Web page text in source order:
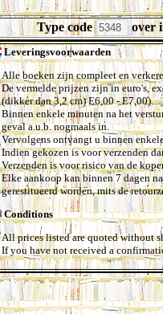
Type code over
Leveringsvoorwaarden
Alle boeken zijn compleet en
De vermelde prijzen zijn in euro's,
(dikker dan 3,2 cm) E6,00 - E7,00).
Binnen enkele minuten na het
geval a.u.b. nogmaals in.
Vervolgens ontvangt u binnen
Indien gekozen is voor verzenden
Verzenden is voor risico van de
Elke aankoop kan binnen 7 dagen
gerestitueerd worden, mits de
Conditions
All prices listed are quoted without
If you have not received a